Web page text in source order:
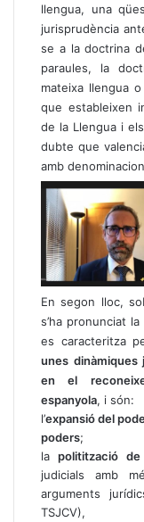
llengua, una
jurisprudència
se a la doctrina
paraules, la
mateixa llengua
que estableixen
de la Llengua i
dubte que
amb
En segon lloc,
s’ha pronunciat
es caracteritza
unes dinàmiques
en el
espanyola, i són:
l’expansió del
poders;
lapolitització
judicials amb
arguments
TSJCV),